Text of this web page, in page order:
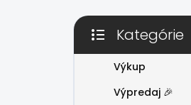
B
č
Preskočiť
kategórie
Kategórie
Výkup
Výpredaj 🎉